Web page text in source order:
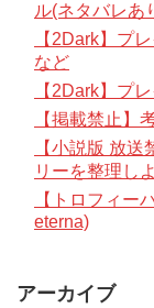
ル(ネタバレあ
【2Dark】プ
など
【2Dark】プ
【掲載禁止】
【小説版 放
リーを整理し
【トロフィー
eterna)
アーカイブ